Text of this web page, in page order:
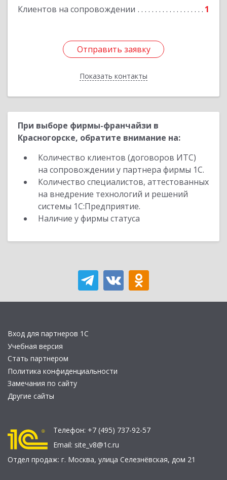
Клиентов на сопровождении 1
Отправить заявку
Показать контакты
Подробнее
Отправить заявку
Назад
При выборе фирмы-франчайзи в
Красногорске, обратите внимание на:
Количество клиентов (договоров ИТС)
на сопровождении у партнера фирмы 1С.
Количество специалистов, аттестованных
на внедрение технологий и решений
системы 1С:Предприятие.
Наличие у фирмы статуса
Вход для партнеров 1С
Учебная версия
Стать партнером
Политика конфиденциальности
Замечания по сайту
Другие сайты
Телефон: +7 (495) 737-92-57
Email: site_v8@1c.ru
Отдел продаж: г. Москва, улица Селезнёвская, дом 21